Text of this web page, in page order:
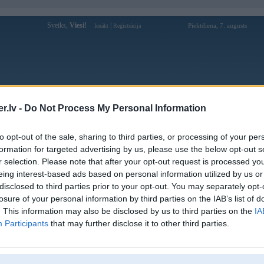
- Do Not Process My Personal Information
opt-out of the sale, sharing to third parties, or processing of your
for targeted advertising by us, please use the below opt-out
selection. Please note that after your opt-out request is processed
interest-based ads based on personal information utilized by us
to third parties prior to your opt-out. You may separately
of your personal information by third parties on the IAB’s list of
This information may also be disclosed by us to third parties on the
Participants that may further disclose it to other third parties.
Sveiks, Viesi! Ienākt Reģistrācija Piektdiena, 7. augusts
Forums Galerijas Reģistrācija Lietotāji
Lietotāja ae888shcom profils
Lietotājvārds:
ae888shcom
Ziņojumi forumā:
0
Pēdējie ziņojumi forumā